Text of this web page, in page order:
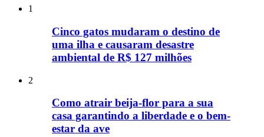
1
Cinco gatos mudaram o destino de
uma ilha e causaram desastre
ambiental de R$ 127 milhões
2
Como atrair beija-flor para a sua
casa garantindo a liberdade e o bem-
estar da ave